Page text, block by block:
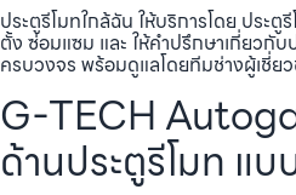
ประตูรีโมทใกล้ฉัน ให้บริการโดย ประ
ตั้ง ซ่อมแซม และ ให้คำปรึกษาเกี่ยวกั
ครบวงจร พร้อมดูแลโดยทีมช่างผู้เชี่
G-TECH
ด้านประตูรีโมท แ